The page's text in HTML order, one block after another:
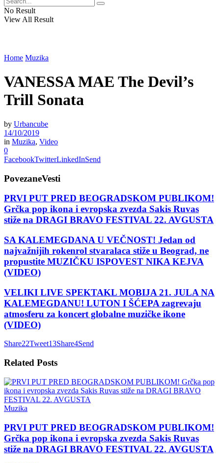
No Result
View All Result
Home Muzika
VANESSA MAE The Devil’s
Trill Sonata
by Urbancube
14/10/2019
in Muzika, Video
0
FacebookTwitterLinkedInSend
PovezaneVesti
PRVI PUT PRED BEOGRADSKOM PUBLIKOM!
Grčka pop ikona i evropska zvezda Sakis Ruvas
stiže na DRAGI BRAVO FESTIVAL 22. AVGUSTA
SA KALEMEGDANA U VEČNOST! Jedan od
najvažnijih rokenrol stvaralaca stiže u Beograd, ne
propustite MUZIČKU ISPOVEST NIKA KEJVA
(VIDEO)
VELIKI LIVE SPEKTAKL MOBIJA 21. JULA NA
KALEMEGDANU! LUTON I ŠĆEPA zagrevaju
atmosferu za koncert globalne muzičke ikone
(VIDEO)
Share22Tweet13Share4Send
Related Posts
Muzika
PRVI PUT PRED BEOGRADSKOM PUBLIKOM!
Grčka pop ikona i evropska zvezda Sakis Ruvas
stiže na DRAGI BRAVO FESTIVAL 22. AVGUSTA